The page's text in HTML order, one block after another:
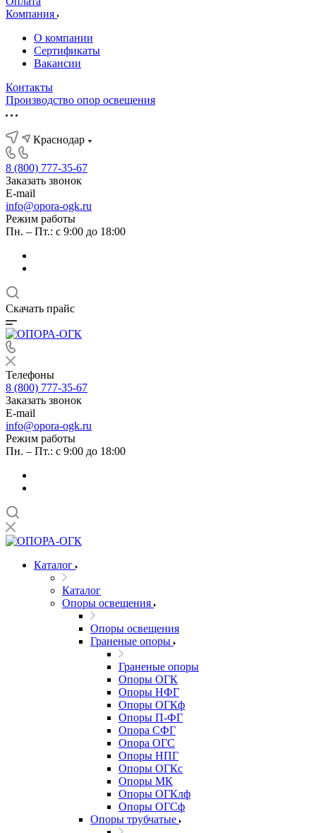
Компания
О компании
Сертификаты
Вакансии
Контакты
Производство опор освещения
Краснодар
8 (800) 777-35-67
Заказать звонок
E-mail
info@opora-ogk.ru
Режим работы
Пн. – Пт.: с 9:00 до 18:00
Скачать прайс
Телефоны
8 (800) 777-35-67
Заказать звонок
E-mail
info@opora-ogk.ru
Режим работы
Пн. – Пт.: с 9:00 до 18:00
Каталог
Каталог
Опоры освещения
Опоры освещения
Граненые опоры
Граненые опоры
Опоры ОГК
Опоры НФГ
Опоры ОГКф
Опоры П-ФГ
Опора СФГ
Опора ОГС
Опоры НПГ
Опоры ОГКс
Опоры МК
Опоры ОГКлф
Опоры ОГСф
Опоры трубчатые